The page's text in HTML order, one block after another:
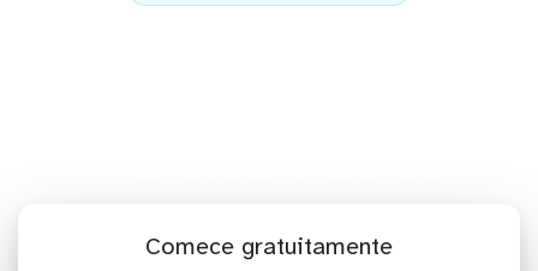
Comece gratuitamente